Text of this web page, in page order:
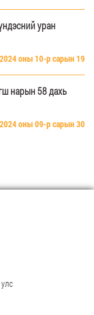
уран
2024 оны 10-р сарын 19
нарын 58 дахь
2024 оны 09-р сарын 30